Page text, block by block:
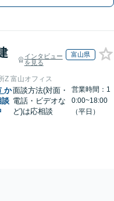
インタビュー
を見る
富山県
Z 富山オフィス
か
談
面談方法(対面・
電話・ビデオな
ど)は応相談
営業時間：1
0:00~18:00
（平日）